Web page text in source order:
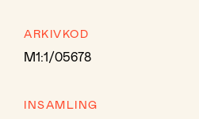
ARKIVKOD
M1:1/05678
INSAMLING